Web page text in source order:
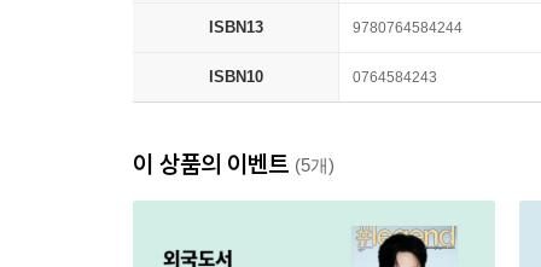
ISBN13 9780764584244
ISBN10 0764584243
이 상품의 이벤트 (5개)